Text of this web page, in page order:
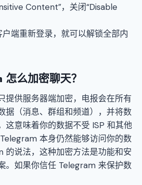
Content”，关闭“Disable
端重新登录，就可以解锁全部内
么加密聊天？
提供服务器端加密，电报会在所有
据（消息、群组和频道），并将数
这意味着你的数据不受 ISP 和其他
本身仍然能够访问你的数
的说法，这种加密方法是功能和安
。如果你信任 Telegram 来保护数